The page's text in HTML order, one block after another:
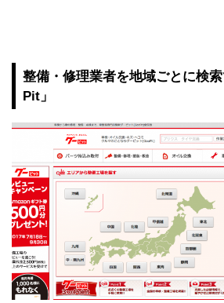
整備・修理業者を地域ごとに検
Pit」